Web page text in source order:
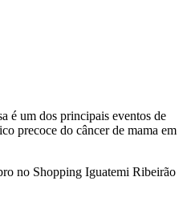
é um dos principais eventos de
precoce do câncer de mama em
no Shopping Iguatemi Ribeirão